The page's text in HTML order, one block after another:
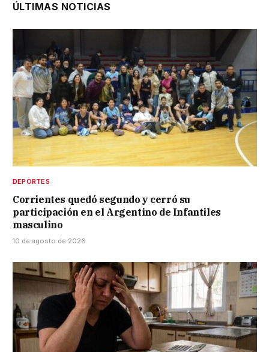
ÚLTIMAS NOTICIAS
DEPORTES
Corrientes quedó segundo y cerró su
participación en el Argentino de Infantiles
masculino
10 de agosto de 2026